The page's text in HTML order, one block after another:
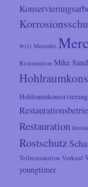
W123 Mercedes
Restauration Mike
Hohlraumkonservierung
Restauration
Rostschutz
Teilrestauration Verkauf
youngtimer